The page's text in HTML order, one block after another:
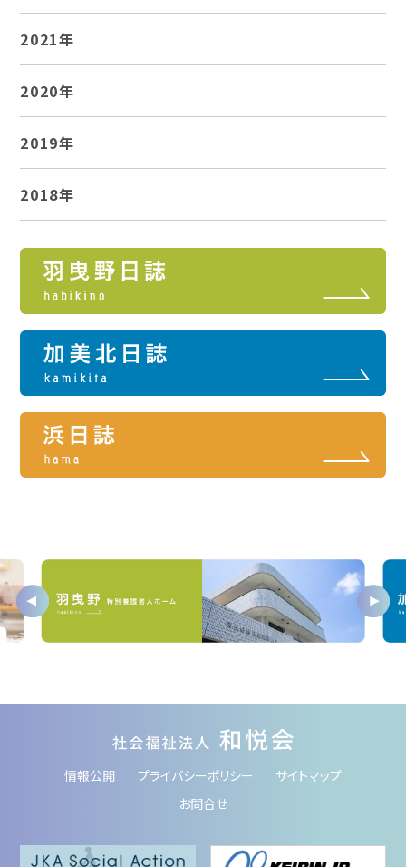
2021年
2020年
2019年
2018年
情報公開 プライバシーポリシー
サイトマップ
お問合せ